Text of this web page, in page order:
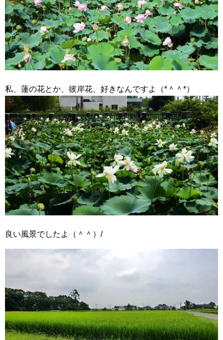
私、蓮の花とか、彼岸花、好きなんですよ（*＾＾*）
良い風景でしたよ（＾＾）/